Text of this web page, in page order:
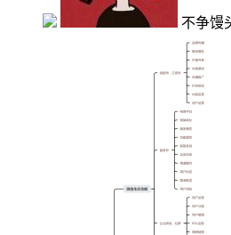
不争馒